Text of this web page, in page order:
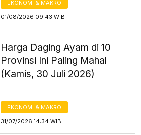
EKONOMI & MAKRO
01/08/2026 09:43 WIB
Harga Daging Ayam di 10
Provinsi Ini Paling Mahal
(Kamis, 30 Juli 2026)
EKONOMI & MAKRO
31/07/2026 14:34 WIB